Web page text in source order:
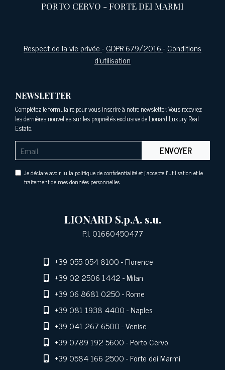
PORTO CERVO -FORTE DEI MARMI
Respect de la vie privée-GDPR 679/2016-Conditions
d'utilisation
NEWSLETTER
Complétez le formulaire pour vous inscrire à notre newsletter. Vous recevrez
les dernières nouvelles sur les propriétés exclusive de Lionard Luxury Real
Estate.
ENVOYER
Je déclare avoir lu la politique de confidentialité et j'accepte l'utilisation et le
traitement de mes données personnelles
LIONARD S.p.A. s.u.
P.I. 01660450477
+39 055 054 8100- Florence
+39 02 2506 1442- Milan
+39 06 8681 0250- Rome
+39 081 1938 4400- Naples
+39 041 267 6500- Venise
+39 0789 192 5600- Porto Cervo
+39 0584 166 2500- Forte dei Marmi